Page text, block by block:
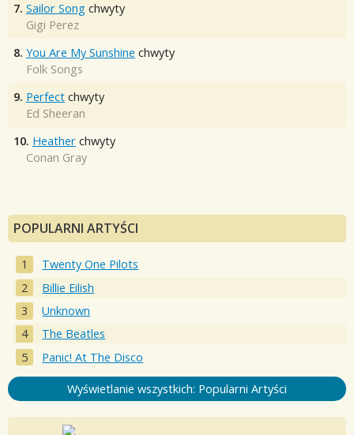
7. Sailor Song chwyty
Gigi Perez
8. You Are My Sunshine chwyty
Folk Songs
9. Perfect chwyty
Ed Sheeran
10. Heather chwyty
Conan Gray
POPULARNI ARTYŚCI
Twenty One Pilots
Billie Eilish
Unknown
The Beatles
Panic! At The Disco
Wyświetlanie wszystkich: Popularni Artyści